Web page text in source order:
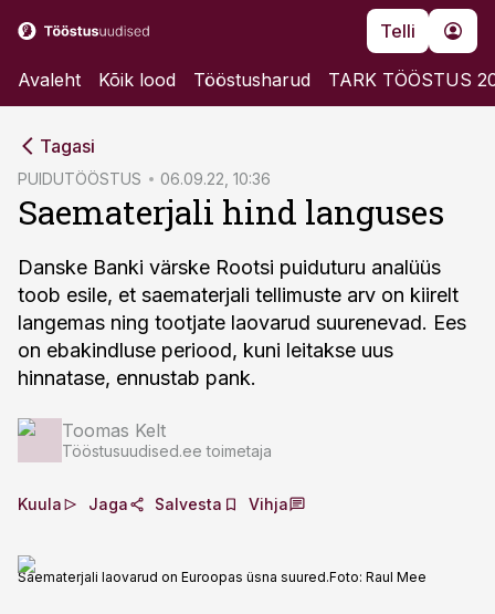
Telli
Avaleht Kõik lood Tööstusharud TARK TÖÖSTUS
Tagasi
PUIDUTÖÖSTUS 06.09.22, 10:36
Saematerjali hind languses
Danske Banki värske Rootsi puiduturu analüüs
toob esile, et saematerjali tellimuste arv on kiirelt
langemas ning tootjate laovarud suurenevad. Ees
on ebakindluse periood, kuni leitakse uus
hinnatase, ennustab pank.
Toomas Kelt
Tööstusuudised.ee toimetaja
Kuula Jaga Salvesta Vihja
Saematerjali laovarud on Euroopas üsna suured.Foto: Raul Mee